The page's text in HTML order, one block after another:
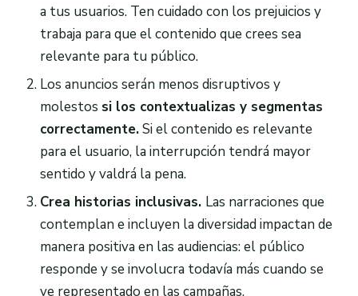
a tus usuarios. Ten cuidado con los prejuicios y
trabaja para que el contenido que crees sea
relevante para tu público.
Los anuncios serán menos disruptivos y
molestos si los contextualizas y segmentas
correctamente.Si el contenido es relevante
para el usuario, la interrupción tendrá mayor
sentido y valdrá la pena.
Crea historias inclusivas. Las narraciones que
contemplan e incluyen la diversidad impactan de
manera positiva en las audiencias: el público
responde y se involucra todavía más cuando se
ve representado en las campañas.